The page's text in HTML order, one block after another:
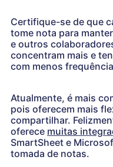
Certifique-se de que
tome nota para
e outros
concentram mais e
com menos
Atualmente, é mais
pois oferecem mais
compartilhar.
oferece muitas
SmartSheet e
tomada de notas.